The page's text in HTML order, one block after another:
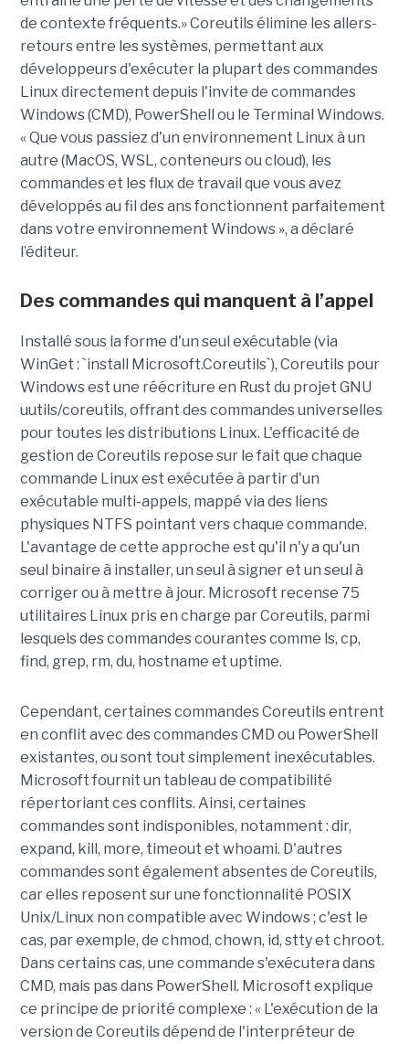
de contexte fréquents.» Coreutils élimine les allers-
retours entre les systèmes, permettant aux
développeurs d'exécuter la plupart des commandes
Linux directement depuis l'invite de commandes
Windows (CMD), PowerShell ou le Terminal Windows.
« Que vous passiez d'un environnement Linux à un
autre (MacOS, WSL, conteneurs ou cloud), les
commandes et les flux de travail que vous avez
développés au fil des ans fonctionnent parfaitement
dans votre environnement Windows », a déclaré
l’éditeur.
Des commandes qui manquent à l’appel
Installé sous la forme d'un seul exécutable (via
WinGet : `install Microsoft.Coreutils`), Coreutils pour
Windows est une réécriture en Rust du projet GNU
uutils/coreutils, offrant des commandes universelles
pour toutes les distributions Linux. L'efficacité de
gestion de Coreutils repose sur le fait que chaque
commande Linux est exécutée à partir d'un
exécutable multi-appels, mappé via des liens
physiques NTFS pointant vers chaque commande.
L'avantage de cette approche est qu'il n'y a qu'un
seul binaire à installer, un seul à signer et un seul à
corriger ou à mettre à jour. Microsoft recense 75
utilitaires Linux pris en charge par Coreutils, parmi
lesquels des commandes courantes comme ls, cp,
find, grep, rm, du, hostname et uptime.
Cependant, certaines commandes Coreutils entrent
en conflit avec des commandes CMD ou PowerShell
existantes, ou sont tout simplement inexécutables.
Microsoft fournit un tableau de compatibilité
répertoriant ces conflits. Ainsi, certaines
commandes sont indisponibles, notamment : dir,
expand, kill, more, timeout et whoami. D'autres
commandes sont également absentes de Coreutils,
car elles reposent sur une fonctionnalité POSIX
Unix/Linux non compatible avec Windows ; c'est le
cas, par exemple, de chmod, chown, id, stty et chroot.
Dans certains cas, une commande s'exécutera dans
CMD, mais pas dans PowerShell. Microsoft explique
ce principe de priorité complexe : « L'exécution de la
version de Coreutils dépend de l'interpréteur de